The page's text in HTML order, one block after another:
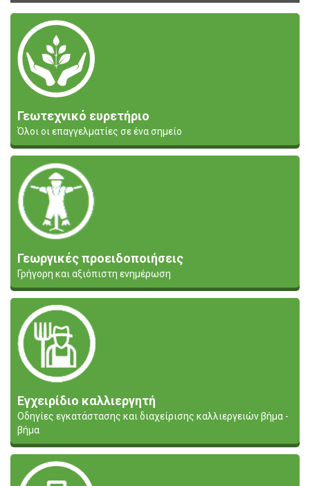
Γεωτεχνικό ευρετήριο
Όλοι οι επαγγελματίες σε ένα σημείο
Γεωργικές προειδοποιήσεις
Γρήγορη και αξιόπιστη ενημέρωση
Εγχειρίδιο καλλιεργητή
Οδηγίες εγκατάστασης και διαχείρισης καλλιεργειών βήμα -
βήμα